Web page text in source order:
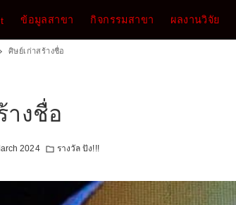
ข้อมูลสาขา กิจกรรมสาขา ผลงานวิจัย
ศิษย์เก่าสร้างชื่อ
างชื่อ
2024 รางวัล ปัง!!!